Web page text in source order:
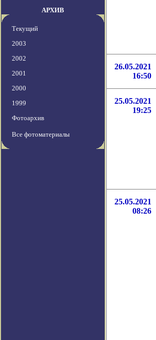
АРХИВ
Текущий
2003
2002
2001
2000
1999
Фотоархив
Все фотоматериалы
26.05.2021
16:50
25.05.2021
19:25
25.05.2021
08:26